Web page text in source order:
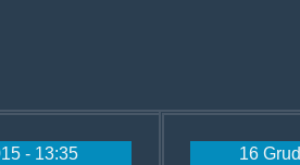
- 13:35 16